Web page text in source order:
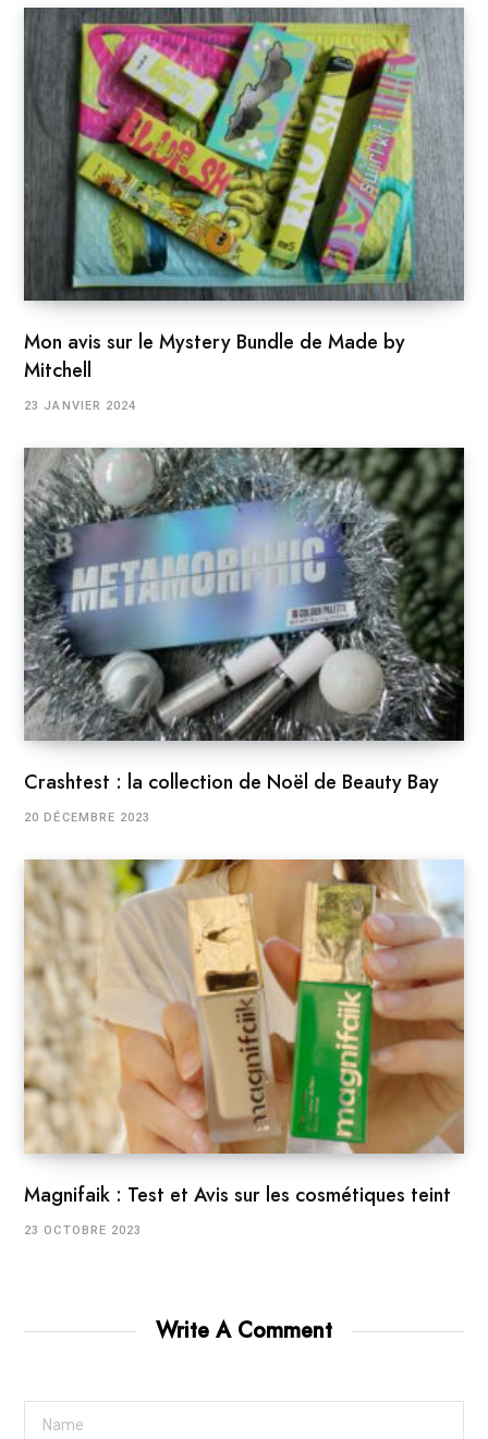
Mon avis sur le Mystery Bundle de Made by
Mitchell
23 JANVIER 2024
Crashtest : la collection de Noël de Beauty Bay
20 DÉCEMBRE 2023
Magnifaik : Test et Avis sur les cosmétiques teint
23 OCTOBRE 2023
Write A Comment